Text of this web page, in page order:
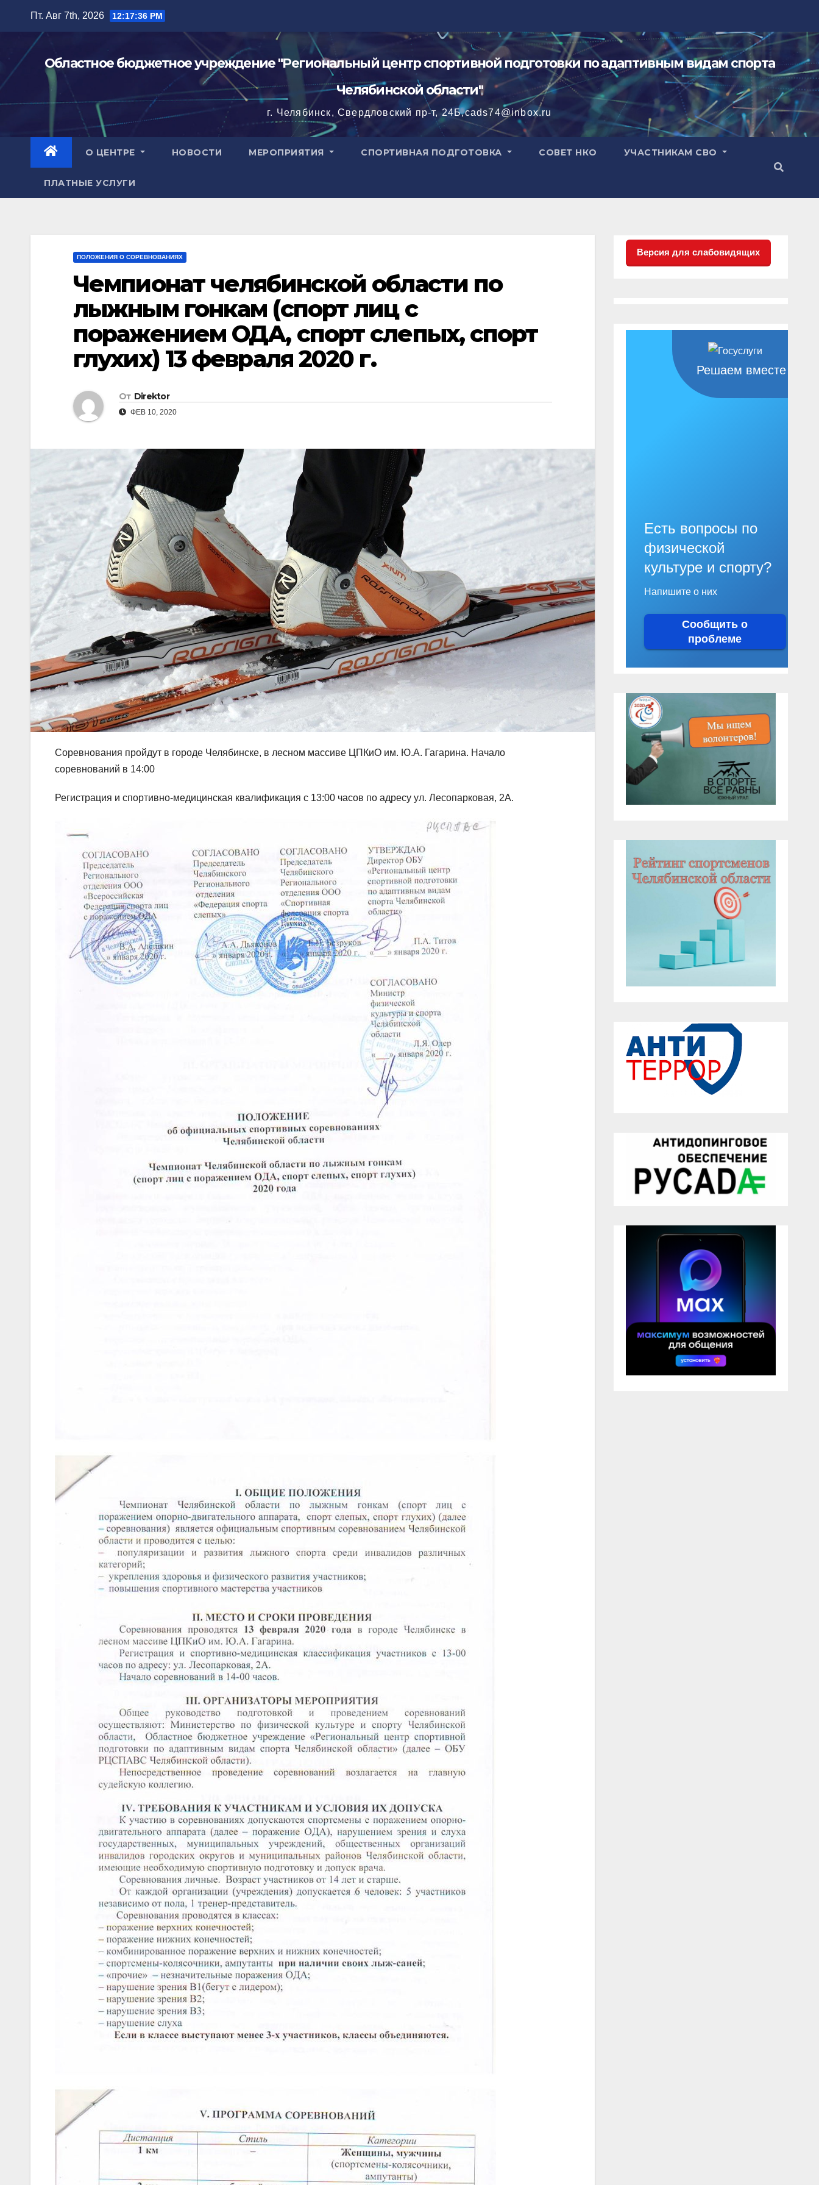
содержимому
Пт. Авг 7th, 2026 12:17:38 PM
Областное бюджетное учреждение "Региональный центр спортивной подготовки по адаптивным видам спорта
Челябинской области"
г. Челябинск, Свердловский пр-т, 24Б,cads74@inbox.ru
О ЦЕНТРЕ НОВОСТИ МЕРОПРИЯТИЯ СПОРТИВНАЯ ПОДГОТОВКА СОВЕТ НКО УЧАСТНИКАМ СВО
ПЛАТНЫЕ УСЛУГИ
ПОЛОЖЕНИЯ О СОРЕВНОВАНИЯХ
Чемпионат челябинской области по
лыжным гонкам (спорт лиц с
поражением ОДА, спорт слепых, спорт
глухих) 13 февраля 2020 г.
От Direktor
ФЕВ 10, 2020
Соревнования пройдут в городе Челябинске, в лесном массиве ЦПКиО им. Ю.А. Гагарина. Начало
соревнований в 14:00
Регистрация и спортивно-медицинская квалификация с 13:00 часов по адресу ул. Лесопарковая, 2А.
Версия для слабовидящих
Решаем вместе
Есть вопросы по
физической
культуре и спорту?
Напишите о них
Сообщить о
проблеме